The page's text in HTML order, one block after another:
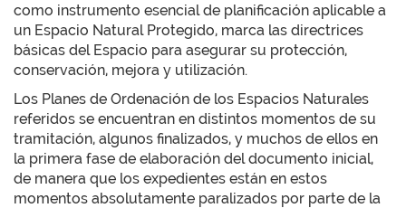
como instrumento esencial de planificación aplicable a
un Espacio Natural Protegido, marca las directrices
básicas del Espacio para asegurar su protección,
conservación, mejora y utilización.
Los Planes de Ordenación de los Espacios Naturales
referidos se encuentran en distintos momentos de su
tramitación, algunos finalizados, y muchos de ellos en
la primera fase de elaboración del documento inicial,
de manera que los expedientes están en estos
momentos absolutamente paralizados por parte de la